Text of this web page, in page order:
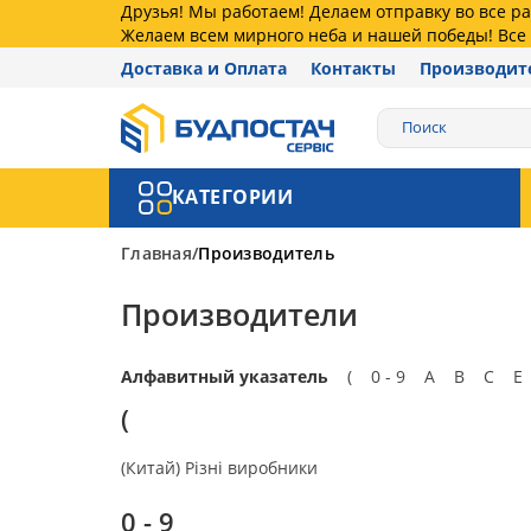
Друзья! Мы работаем! Делаем отправку во все
Желаем всем мирного неба и нашей победы! Все
Доставка и Оплата
Контакты
КАТЕГОРИИ
Главная Производитель
Производители
Алфавитный указатель ( 0 - 9 A B C E
(
(Китай) Різні виробники
0 - 9